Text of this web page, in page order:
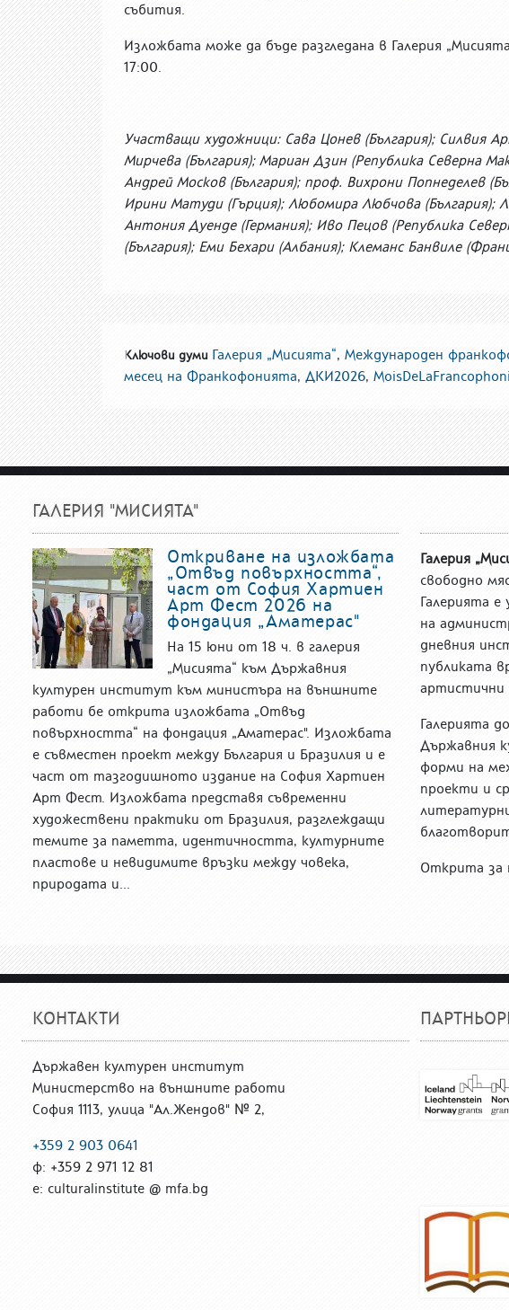
събития.
Изложбата може да бъде разгледана в Галерия
17:00.
Участващи художници: Сава Цонев (България); Силвия
Мирчева (България); Мариан Дзин (Република Северна
Андрей Москов (България); проф. Вихрони Попнеделев
Ирини Матуди (Гърция); Любомира Любчова (България);
Антония Дуенде (Германия); Иво Пецов (Република
(България); Еми Бехари (Албания); Клеманс Банвиле
Ключови думи Галерия „Мисията“, Международен
месец на Франкофонията, ДКИ2026,
ГАЛЕРИЯ "МИСИЯТА"
Откриване на изложбата
„Отвъд повърхността“,
част от София Хартиен
Арт Фест 2026 на
фондация „Аматерас"
На 15 юни от 18 ч. в галерия
„Мисията“ към Държавния
културен институт към министъра на външните
работи бе открита изложбата „Отвъд
повърхността“ на фондация „Аматерас". Изложбата
е съвместен проект между България и Бразилия и е
част от тазгодишното издание на София Хартиен
Арт Фест. Изложбата представя съвременни
художествени практики от Бразилия, разглеждащи
темите за паметта, идентичността, културните
пластове и невидимите връзки между човека,
природата и...
Галерия
свободно
Галерията
на
дневния
публиката
артистични
Галерията
Държавния
форми на
проекти и
Открита за
КОНТАКТИ
Държавен културен институт
Министерство на външните работи
София 1113, улица "Ал.Жендов" № 2,
+359 2 903 0641
ф: +359 2 971 12 81
е: culturalinstitute @ mfa.bg